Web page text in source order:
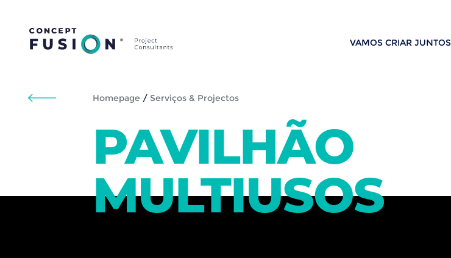
VAMOS CRIAR JUNTOS
Homepage / Serviços & Projectos
PAVILHÃO
MULTIUSOS